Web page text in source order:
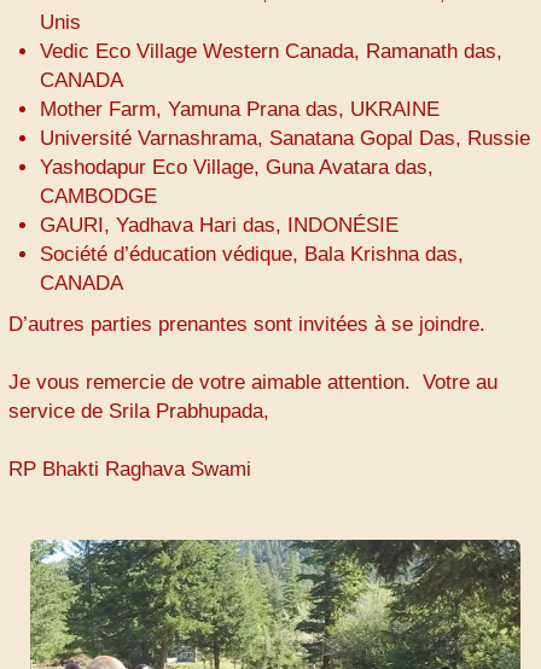
Unis
Vedic Eco Village Western Canada, Ramanath das,
CANADA
Mother Farm, Yamuna Prana das, UKRAINE
Université Varnashrama, Sanatana Gopal Das, Russie
Yashodapur Eco Village, Guna Avatara das,
CAMBODGE
GAURI, Yadhava Hari das, INDONÉSIE
Société d’éducation védique, Bala Krishna das,
CANADA
D’autres parties prenantes sont invitées à se joindre.
Je vous remercie de votre aimable attention. Votre au
service de Srila Prabhupada,
RP Bhakti Raghava Swami